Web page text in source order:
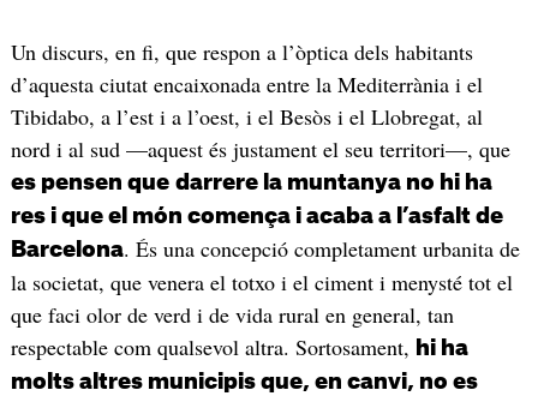
Un discurs, en fi, que respon a l’òptica dels habitants
d’aquesta ciutat encaixonada entre la Mediterrània i el
Tibidabo, a l’est i a l’oest, i el Besòs i el Llobregat, al
nord i al sud —aquest és justament el seu territori—, que
es pensen que darrere la muntanya no hi ha
res i que el món comença i acaba a l’asfalt de
Barcelona. És una concepció completament urbanita de
la societat, que venera el totxo i el ciment i menysté tot el
que faci olor de verd i de vida rural en general, tan
respectable com qualsevol altra. Sortosament, hi ha
molts altres municipis que, en canvi, no es